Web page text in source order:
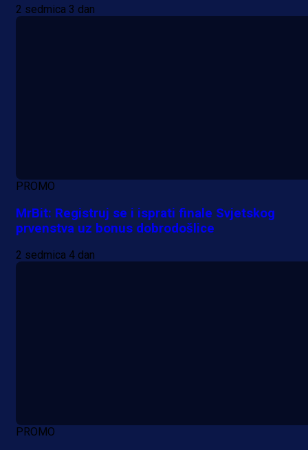
2 sedmica 3 dan
PROMO
MrBit: Registruj se i isprati finale Svjetskog
prvenstva uz bonus dobrodošlice
2 sedmica 4 dan
PROMO